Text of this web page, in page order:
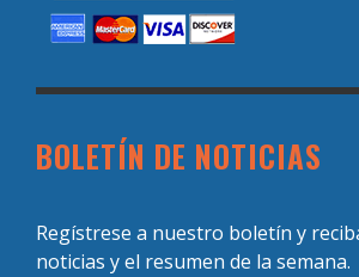
BOLETÍN DE NOTICIAS
Regístrese a nuestro boletín y
noticias y el resumen de la semana.